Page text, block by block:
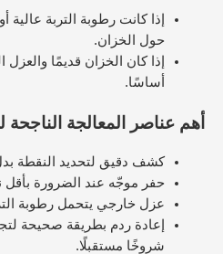
إذا كانت رطوبة التربة
حول الخزان.
إذا كان الخزان قديمًا
أساسًا.
أهم عناصر المعالجة
كشف دقيق لتحديد النقطة
حفر موجّه عند الضرورة
عزل خارجي يتحمل رطوبة
إعادة ردم بطريقة صحيحة
شروخًا مستقبلًا.